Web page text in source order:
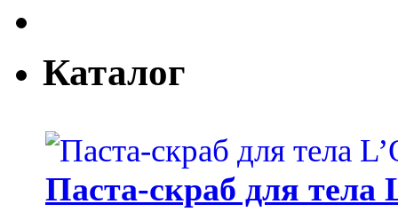
Каталог
Паста-скраб для